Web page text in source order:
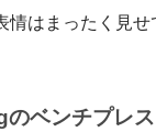
情はまったく見せ
ベンチプレス